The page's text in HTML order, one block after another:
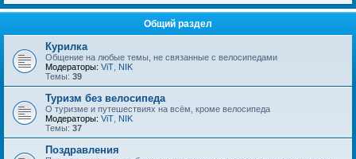
Общий раздел
Курилка
Общение на любые темы, не связанные с велосипедами
Модераторы: ViT NIK
Темы: 39
Туризм без велосипеда
О туризме и путешествиях на всём, кроме велосипеда
Модераторы: ViT NIK
Темы: 37
Поздравления